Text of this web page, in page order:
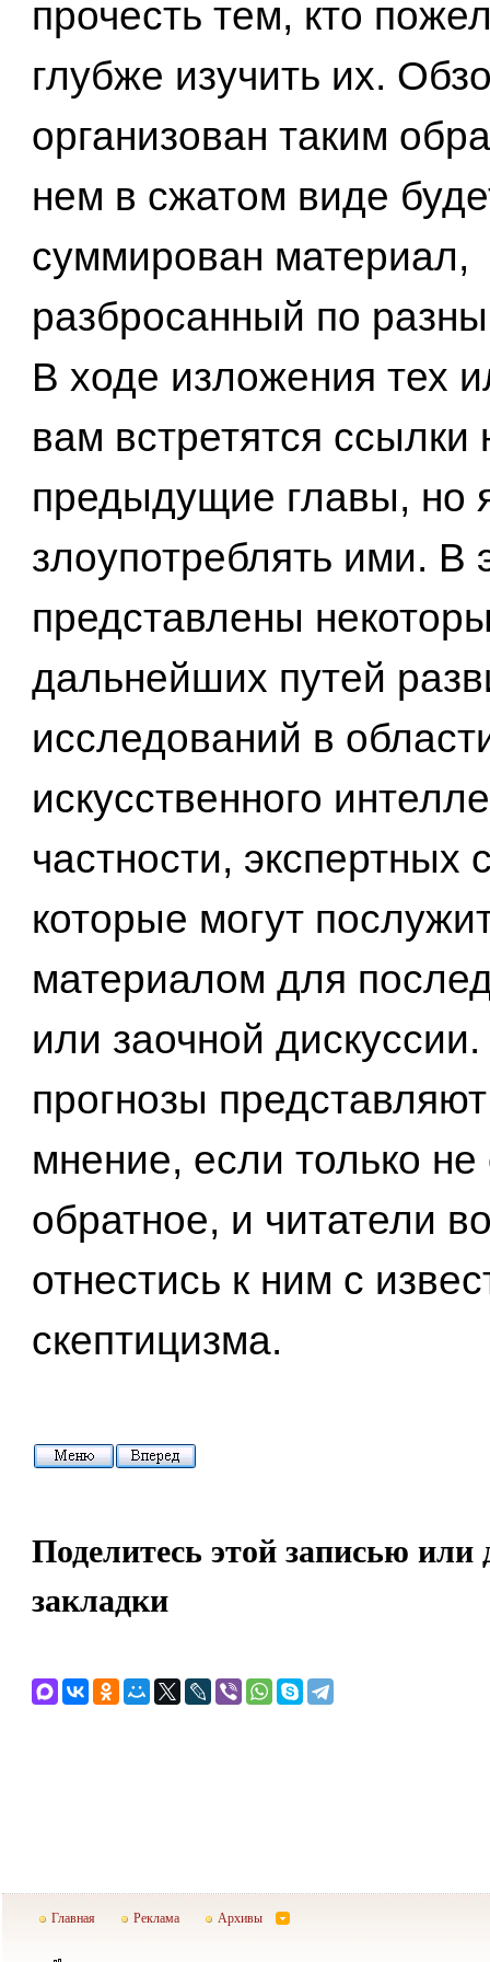
прочесть тем, кто
глубже изучить их.
организован таким
нем в сжатом виде
суммирован материал,
разбросанный по
В ходе изложения тех
вам встретятся ссылки
предыдущие главы, но
злоупотреблять ими. В
представлены
дальнейших путей
исследований в
искусственного
частности, экспертных
которые могут
материалом для
или заочной
прогнозы
мнение, если только не
обратное, и читатели
отнестись к ним с
скептицизма.
Поделитесь этой записью или
закладки
Главная Реклама Архивы